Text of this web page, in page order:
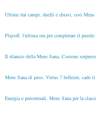
Ultime dai campi, duelli e chiavi, così
Playoff, l'ultima ora per completare il
Il rilancio della Mens Sana. Costone
Mens Sana di peso. Virtus 7 bellezze, cade
Energia e percentuali, Mens Sana per la